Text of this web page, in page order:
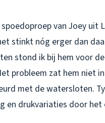
van Joey uit
stinkt nóg erger dan
stond ik bij hem voor
probleem zat hem niet
met de watersloten.
en drukvariaties door